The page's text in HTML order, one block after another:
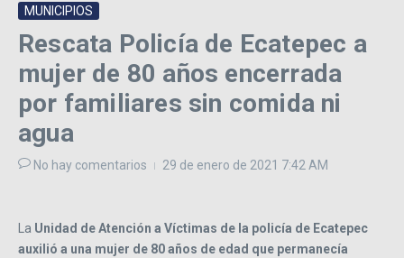
MUNICIPIOS
Rescata Policía de Ecatepec a
mujer de 80 años encerrada
por familiares sin comida ni
agua
No hay comentarios 29 de enero de 2021 7:42 AM
La Unidad de Atención a Víctimas de la policía de Ecatepec
auxilió a una mujer de 80 años de edad que permanecía